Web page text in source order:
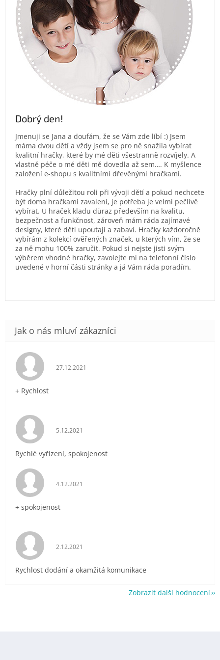
Dobrý den!
Jmenuji se Jana a doufám, že se Vám zde líbí :) Jsem
máma dvou dětí a vždy jsem se pro ně snažila vybírat
kvalitní hračky, které by mé děti všestranně rozvíjely. A
vlastně péče o mé děti mě dovedla až sem…. K myšlence
založení e-shopu s kvalitními dřevěnými hračkami.
Hračky plní důležitou roli při vývoji dětí a pokud nechcete
být doma hračkami zavaleni, je potřeba je velmi pečlivě
vybírat. U hraček kladu důraz především na kvalitu,
bezpečnost a funkčnost, zároveň mám ráda zajímavé
designy, které děti upoutají a zabaví. Hračky každoročně
vybírám z kolekcí ověřených značek, u kterých vím, že se
za ně mohu 100% zaručit. Pokud si nejste jisti svým
výběrem vhodné hračky, zavolejte mi na telefonní číslo
uvedené v horní části stránky a já Vám ráda poradím.
Hodnocení obchodu je 5 z 5 hvězdiček.
27.12.2021
+ Rychlost
Hodnocení obchodu je 5 z 5 hvězdiček.
5.12.2021
Rychlé vyřízení, spokojenost
Hodnocení obchodu je 5 z 5 hvězdiček.
4.12.2021
+ spokojenost
Hodnocení obchodu je 5 z 5 hvězdiček.
2.12.2021
Rychlost dodání a okamžitá komunikace
Zobrazit další hodnocení